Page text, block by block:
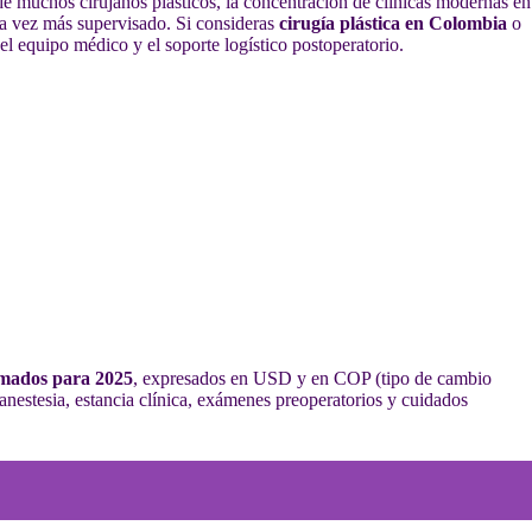
más supervisado. Si consideras cirugía plástica en Colombia o
equipo médico y el soporte logístico postoperatorio.
para 2025, expresados en USD y en COP (tipo de cambio
estancia clínica, exámenes preoperatorios y cuidados